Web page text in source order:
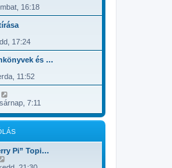
16:18
17:24
és …
11:52
t
l
s
ó
h
o
7:11
Pi” Topi…